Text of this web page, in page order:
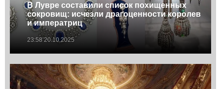
В Лувре составили список похищенных
сокровищ: исчезли драгоценности королев
и императриц
23:58 20.10.2025